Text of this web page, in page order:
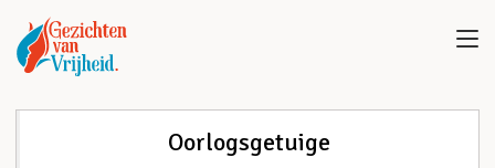
Oorlogsgetuige